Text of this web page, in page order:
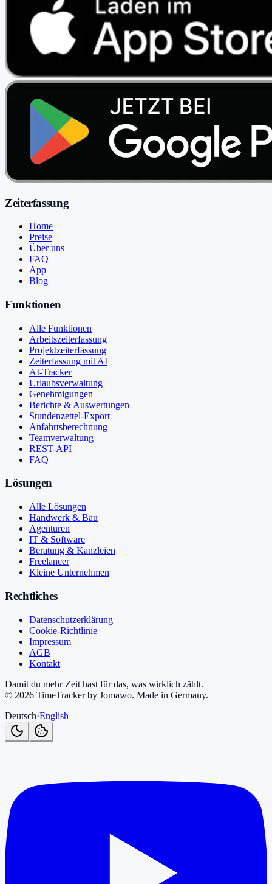
Zeiterfassung
Home
Preise
Über uns
FAQ
App
Blog
Funktionen
Alle Funktionen
Arbeitszeiterfassung
Projektzeiterfassung
Zeiterfassung mit AI
AI-Tracker
Urlaubsverwaltung
Genehmigungen
Berichte & Auswertungen
Stundenzettel-Export
Anfahrtsberechnung
Teamverwaltung
REST-API
FAQ
Lösungen
Alle Lösungen
Handwerk & Bau
Agenturen
IT & Software
Beratung & Kanzleien
Freelancer
Kleine Unternehmen
Rechtliches
Datenschutzerklärung
Cookie-Richtlinie
Impressum
AGB
Kontakt
Damit du mehr Zeit hast für das, was wirklich zählt.
© 2026 TimeTracker by Jomawo. Made in Germany.
Deutsch·English